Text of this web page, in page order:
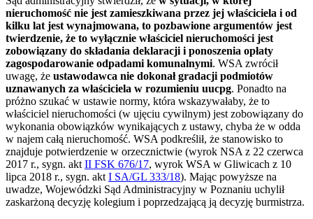
nieruchomość nie jest zamieszkiwana przez jej właściciela i od
kilku lat jest wynajmowana, to pozbawione argumentów jest
twierdzenie, że to wyłącznie właściciel nieruchomości jest
zobowiązany do składania deklaracji i ponoszenia opłaty
zagospodarowanie odpadami komunalnymi. WSA zwrócił
uwagę, że ustawodawca nie dokonał gradacji podmiotów
uznawanych za właściciela w rozumieniu uucpg. Ponadto na
próżno szukać w ustawie normy, która wskazywałaby, że to
właściciel nieruchomości (w ujęciu cywilnym) jest zobowiązany do
wykonania obowiązków wynikających z ustawy, chyba że w odda
w najem całą nieruchomość. WSA podkreślił, że stanowisko to
znajduje potwierdzenie w orzecznictwie (wyrok NSA z 22 czerwca
2017 r., sygn. akt II FSK 676/17, wyrok WSA w Gliwicach z 10
lipca 2018 r., sygn. akt I SA/GL 333/18). Mając powyższe na
uwadze, Wojewódzki Sąd Administracyjny w Poznaniu uchylił
zaskarżoną decyzję kolegium i poprzedzającą ją decyzję burmistrza.